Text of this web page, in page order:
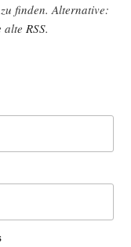
fin­den. Alter­na­ti­ve:
alte RSS.